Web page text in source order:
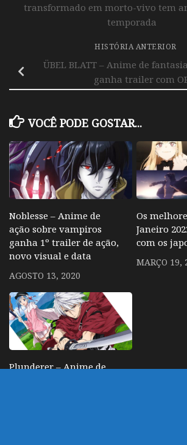
transformado em morto-vivo tem
temporada
HISTÓRIA ANTERIOR
ÜBEL BLATT – Anime de
ganha trailer com
VOCÊ PODE GOSTAR...
Noblesse – Anime de
ação sobre vampiros
ganha 1º trailer de ação,
novo visual e data
AGOSTO 13, 2020
Os
Janeiro
com os
MARÇO 19,
Plunderer – Anime de